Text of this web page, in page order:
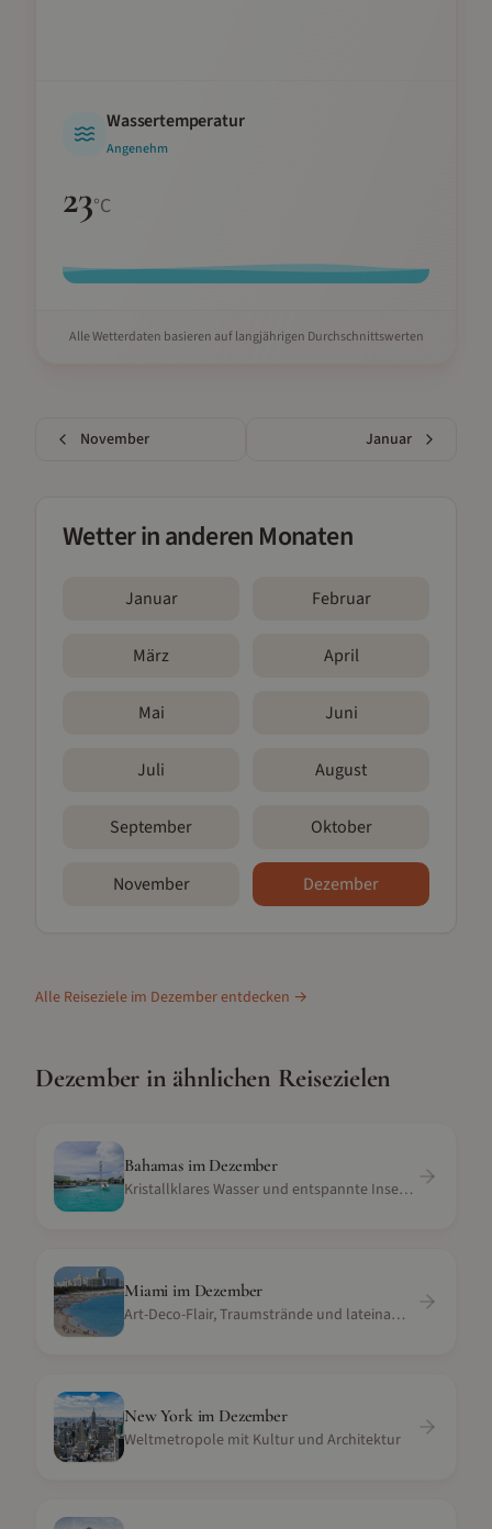
Wassertemperatur
Angenehm
23°C
Alle Wetterdaten basieren auf langjährigen Durchschnittswerten
November Januar
Wetter in anderen Monaten
Januar Februar
März April
Mai Juni
Juli August
September Oktober
November Dezember
Alle Reiseziele im Dezemberentdecken →
Dezember in ähnlichen Reisezielen
Bahamasim Dezember
Kristallklares Wasser und entspannte Inselatmosphäre
Miami im Dezember
Art-Deco-Flair, Traumstrände und lateinamerikanische Kultur
New Yorkim Dezember
Weltmetropole mit Kultur und Architektur